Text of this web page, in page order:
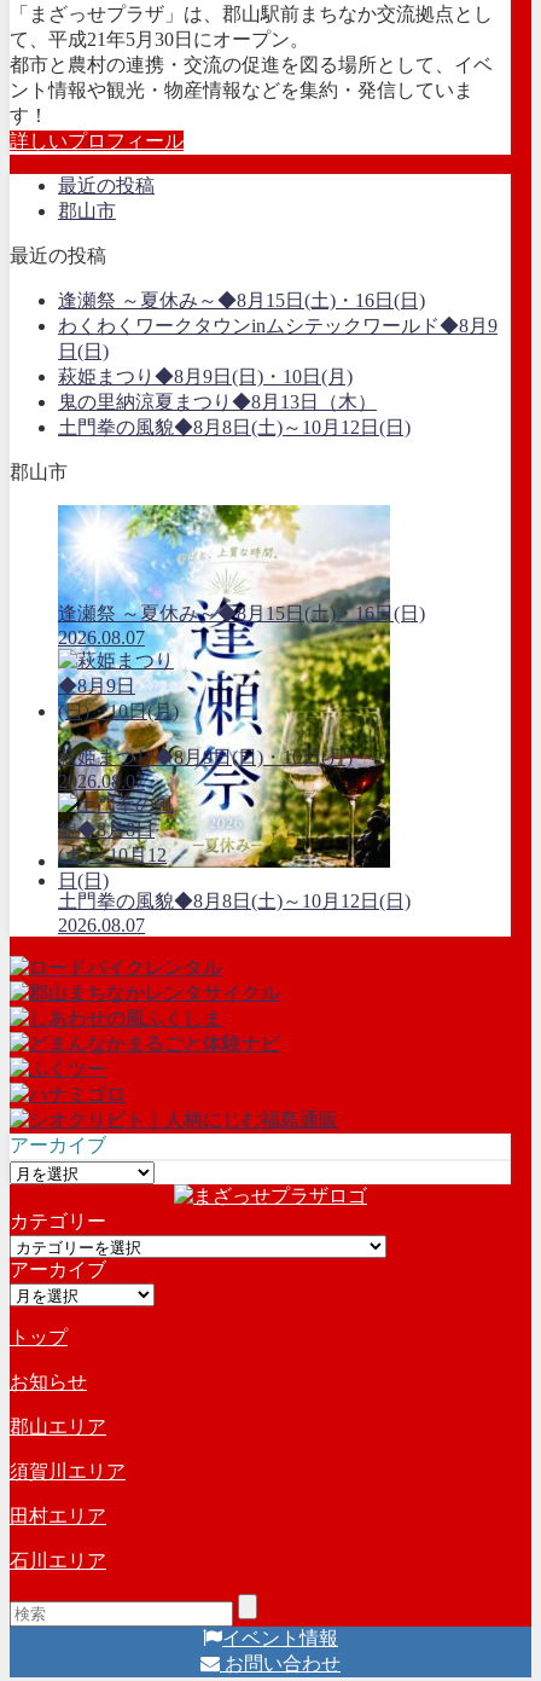
「まざっせプラザ」は、郡山駅前まちなか交流拠点とし
て、平成21年5月30日にオープン。
都市と農村の連携・交流の促進を図る場所として、イベ
ント情報や観光・物産情報などを集約・発信していま
す！
詳しいプロフィール
最近の投稿
郡山市
最近の投稿
逢瀬祭 ～夏休み～◆8月15日(土)・16日(日)
わくわくワークタウンinムシテックワールド◆8月9
日(日)
萩姫まつり◆8月9日(日)・10日(月)
鬼の里納涼夏まつり◆8月13日（木）
土門拳の風貌◆8月8日(土)～10月12日(日)
郡山市
逢瀬祭 ～夏休み～◆8月15日(土)・16日(日)
2026.08.07
萩姫まつり◆8月9日(日)・10日(月)
2026.08.07
土門拳の風貌◆8月8日(土)～10月12日(日)
2026.08.07
アーカイブ
ア
カ
イ
ブ
カテゴリー
カ
テ
ゴ
ー
アーカイブ
ア
カ
イ
ブ
トップ
お知らせ
郡山エリア
須賀川エリア
田村エリア
石川エリア
イベント情報
お問い合わせ